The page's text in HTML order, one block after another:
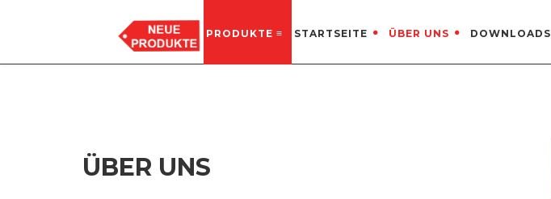
PRODUKTE ≡ STARTSEITE ÜBER UNS DOWNLOADS
GYÁRTÁS, RAKTÁR
ÜBER UNS